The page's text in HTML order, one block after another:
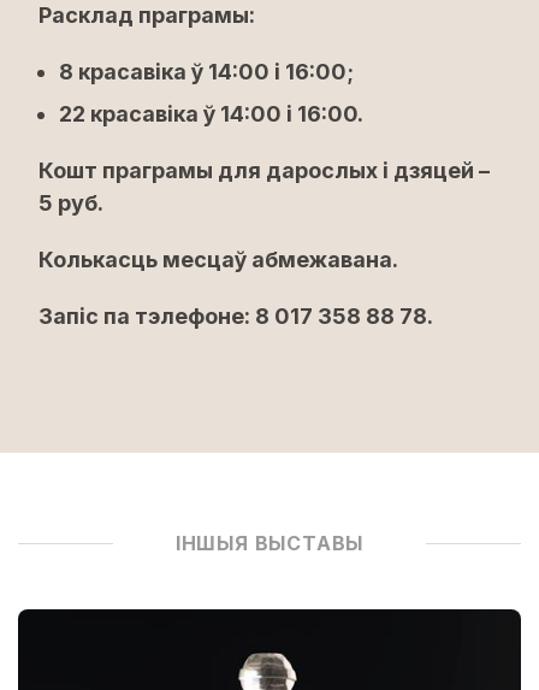
Расклад праграмы:
8 красавіка ў 14:00 і 16:00;
22 красавіка ў 14:00 і 16:00.
Кошт праграмы для дарослых і дзяцей –
5 руб.
Колькасць месцаў абмежавана.
Запіс па тэлефоне: 8 017 358 88 78.
ІНШЫЯ ВЫСТАВЫ